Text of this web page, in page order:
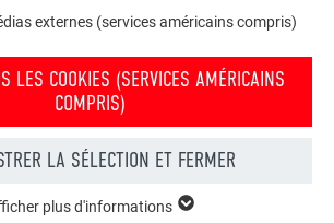
des prospectus PREFA
gouttières et protection contre les
PREFA en aluminium, votre maison
jolie, mais aussi bien protégée !
externes (services américains compris)
LES COOKIES (SERVICES AMÉRICAINS
COMPRIS)
LA SÉLECTION ET FERMER
plus d'informations